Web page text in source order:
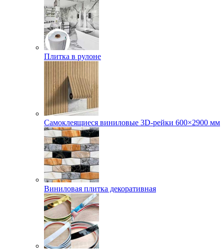
Плитка в рулоне
Самоклеящиеся виниловые 3D‑рейки 600×2900 мм
Виниловая плитка декоративная